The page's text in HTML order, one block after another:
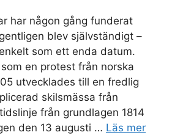
har någon gång funderat
blev självständigt –
som ett enda datum.
en protest från norska
utvecklades till en fredlig
skilsmässa från
från grundlagen 1814
den 13 augusti … Läs mer